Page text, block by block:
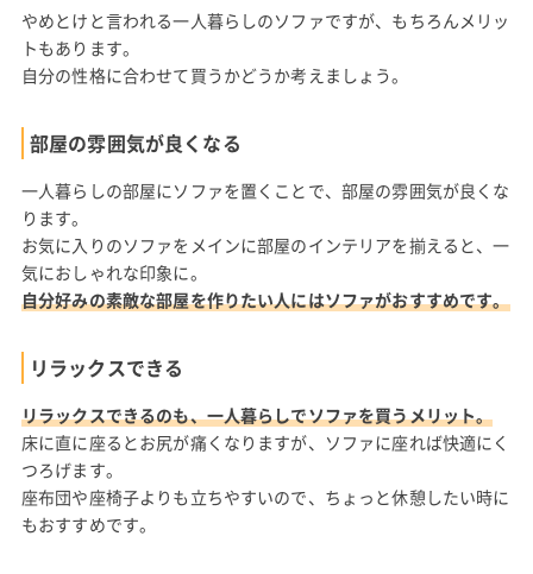
やめとけと言われる一人暮らしのソファですが、もちろんメリッ
トもあります。
自分の性格に合わせて買うかどうか考えましょう。
部屋の雰囲気が良くなる
一人暮らしの部屋にソファを置くことで、部屋の雰囲気が良くな
ります。
お気に入りのソファをメインに部屋のインテリアを揃えると、一
気におしゃれな印象に。
自分好みの素敵な部屋を作りたい人にはソファがおすすめです。
リラックスできる
リラックスできるのも、一人暮らしでソファを買うメリット。
床に直に座るとお尻が痛くなりますが、ソファに座れば快適にく
つろげます。
座布団や座椅子よりも立ちやすいので、ちょっと休憩したい時に
もおすすめです。